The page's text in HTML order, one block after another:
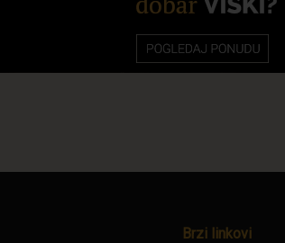
Brzi linkovi